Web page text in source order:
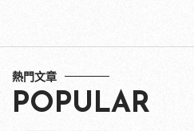
熱門文章
POPULAR